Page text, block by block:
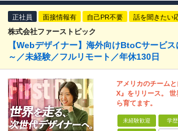
正社員 面接情報有 自己PR不要 話を聞きたい
株式会社ファーストピック
【Webデザイナー】海外向けBtoCサービ
～／未経験／フルリモート／年休130日
アメリカのチーム
X』をリリース。
ら育てます。
未経験歓迎 学